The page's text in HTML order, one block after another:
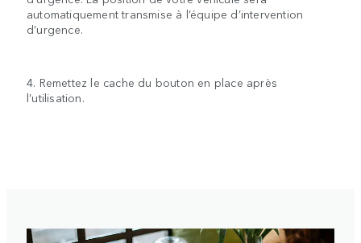
automatiquement transmise à l’équipe d’intervention
d’urgence.
4. Remettez le cache du bouton en place après
l’utilisation.